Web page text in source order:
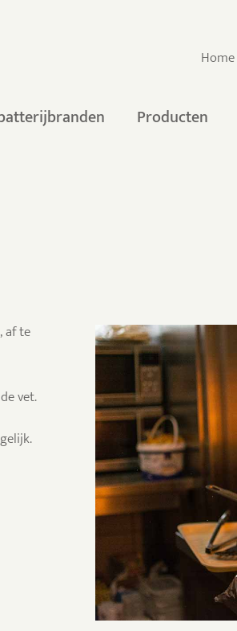
Home
Producten
af te
vet.